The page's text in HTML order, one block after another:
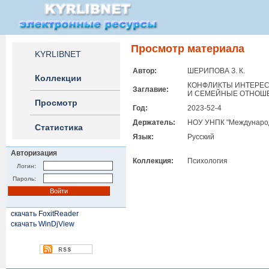
KYRLIBNET
Коллекции
Просмотр
Статистика
Авторизация
Логин:
Пароль:
скачать FoxitReader
скачать WinDjView
Просмотр материала
Автор: ШЕРИПОВА З. К.
Заглавие:
КОНФЛИКТЫ
И СЕМЕЙНЫЕ
Год:
2023-52-4
Держатель:
НОУ УНПК
Язык:
Русский
Коллекция: Психология